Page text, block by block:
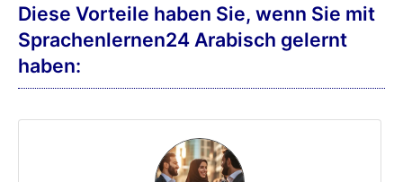
Diese Vorteile haben Sie, wenn Sie mit
Sprachenlernen24 Arabisch gelernt
haben: